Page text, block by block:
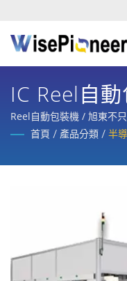
IC Reel自
Reel自動包裝機 / 旭東不
製程設備，整合規劃、設
首頁 / 產品分類 / 半